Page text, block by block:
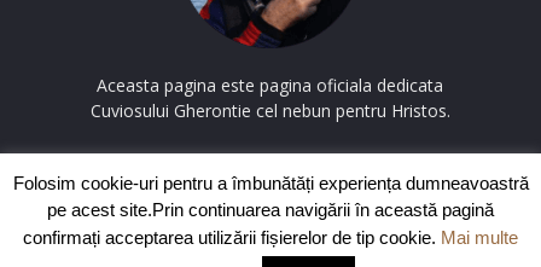
Aceasta pagina este pagina oficiala dedicata
Cuviosului Gherontie cel nebun pentru Hristos.
Contactați-ne:contact@cuviosulgherontie.com
Folosim cookie-uri pentru a îmbunătăți experiența dumneavoastră
pe acest site.Prin continuarea navigării în această pagină
confirmați acceptarea utilizării fișierelor de tip cookie. Mai multe